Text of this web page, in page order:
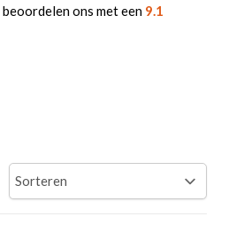
beoordelen ons met een 9.1